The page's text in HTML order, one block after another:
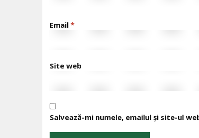
Email *
Site web
Salvează-mi numele, emailul și site-ul